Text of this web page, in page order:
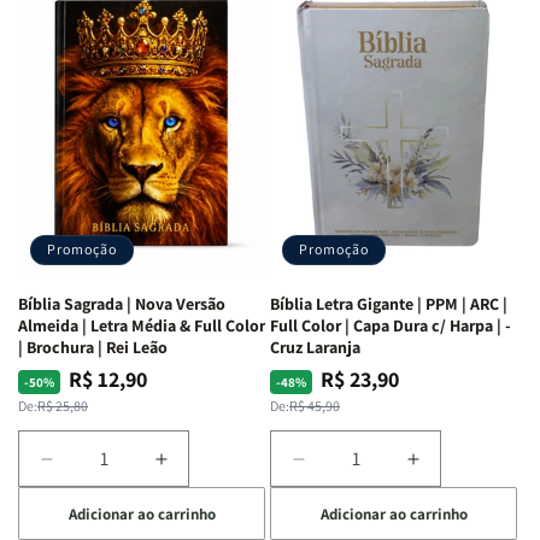
com
Mulheres
da
Bíblia
Isabelle
S.
Alves
com
as
Mulheres
da
Bíblia
|
Isabelle
S.
Alves
a
Bíblia
Livro
por
Livro
um
panorama
completo
dos
66
da
Bíblia
Equipe
teológica
Penkal
a
Bíblia
Livro
-
um
panorama
completo
dos
da
Bíblia
Penkal
Promoção
Bíblia Sagrada | Nova Versão
Almeida | Letra Média & Full Color
| Brochura | Rei Leão
-50%
Preço
normal
De:R$ 25,80
Preço
promocional
R$ 12,90
Diminuir
a
quantidade
Aumentar
a
quantidade
Adicionar ao carrinho
Promoção
Bíblia Letra Gigante | PPM | ARC |
Full Color | Capa Dura c/ Harpa | -
Cruz Laranja
-48%
Preço
normal
De:R$ 45,90
Preço
promocional
R$ 23,90
Diminuir
a
quantidade
Aumentar
a
quantidade
Adicionar ao carrinho